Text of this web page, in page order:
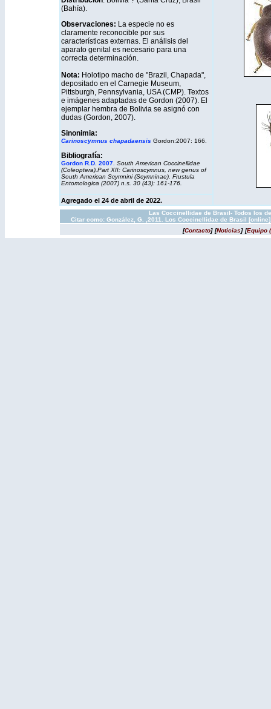
(Bahía).
Observaciones: La especie no es
claramente reconocible por sus
características externas. El análisis del
aparato genital es necesario para una
correcta determinación.
Nota: Holotipo macho de "Brazil, Chapada",
depositado en el Carnegie Museum,
Pittsburgh, Pennsylvania, USA (CMP). Textos
e imágenes adaptadas de Gordon (2007). El
ejemplar hembra de Bolivia se asignó con
dudas (Gordon, 2007).
Sinonimia:
Carinoscymnus chapadaensis Gordon:2007: 166.
Bibliografía:
Gordon R.D. 2007. South American Coccinellidae
(Coleoptera).Part XII: Carinoscymnus, new genus of
South American Scymnini (Scymninae). Frustula
Entomologica (2007) n.s. 30 (43): 161-176.
Agregadoel 24 de abril de 2022.
Las Coccinellidae de Brasil- Todos los
Citar como: González, G. ,2011. Los Coccinellidae de Brasil
[Contacto] [Noticias] [Equipo